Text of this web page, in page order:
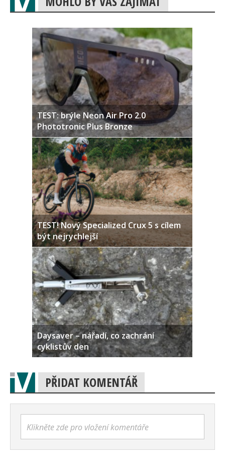
TEST: brýle Neon Air Pro 2.0
Phototronic Plus Bronze
TEST! Nový Specialized Crux 5 s cílem
být nejrychlejší
Daysaver – nářadí, co zachrání
cyklistův den
PŘIDAT KOMENTÁŘ
Klikněte zde pro vložení komentáře